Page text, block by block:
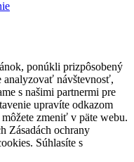
ponúkli prizpôsobený
analyzovať návštevnosť,
s našimi partnermi pre
upravíte odkazom
zmeniť v päte webu.
Zásadách ochrany
Súhlasíte s